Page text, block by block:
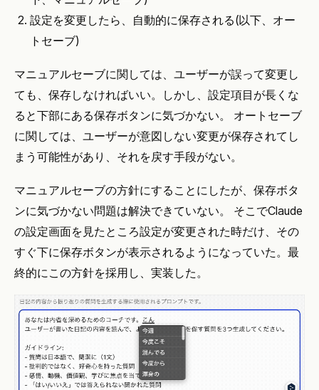
設定を変更したら、自動的に保存される(以下、オー
トセーブ)
マニュアルセーブに関しては、ユーザーが誤って変更し
ても、保存しなければいい。しかし、設定項目が長くな
ると下部にある保存ボタンに気づかない。 オートセーブ
に関しては、ユーザーが意図しない変更が保存されてし
まう可能性があり、それを戻す手段がない。
マニュアルセーブの方針にすることにしたが、保存ボタ
ンに気づかない問題は解決できていない。 そこでClaude
の設定画面を見たところ設定が変更された時だけ、その
すぐ下に保存ボタンが表示されるようになっていた。最
終的にこの方針を採用し、実装した。